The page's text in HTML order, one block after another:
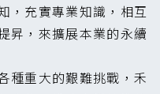
，充實專業知識，相互
昇，來擴展本業的永續
種重大的艱難挑戰，禾